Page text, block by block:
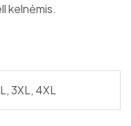
kelnėmis.
3XL, 4XL